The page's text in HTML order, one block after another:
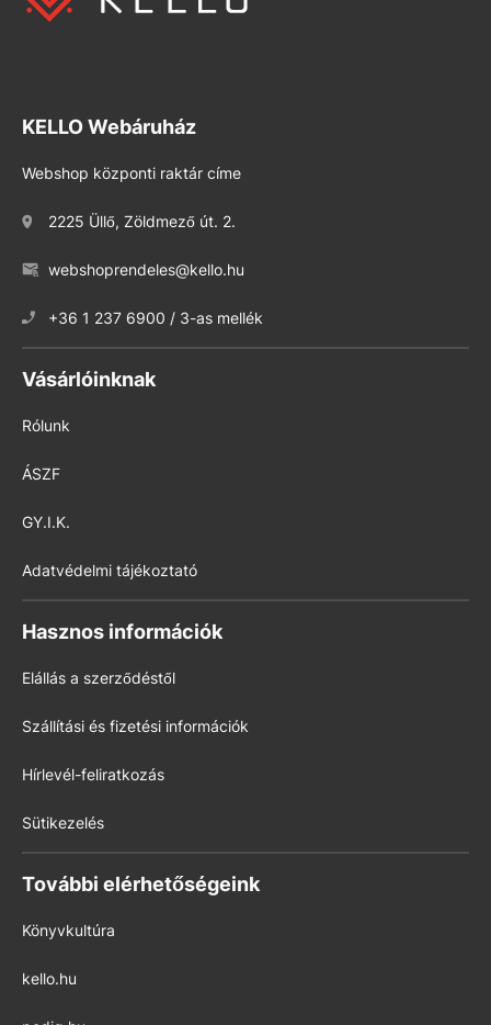
KELLO Webáruház
Webshop központi raktár címe
2225 Üllő, Zöldmező út. 2.
webshoprendeles@kello.hu
+36 1 237 6900 / 3-as mellék
Vásárlóinknak
Rólunk
ÁSZF
GY.I.K.
Adatvédelmi tájékoztató
Hasznos információk
Elállás a szerződéstől
Szállítási és fizetési információk
Hírlevél-feliratkozás
Sütikezelés
További elérhetőségeink
Könyvkultúra
kello.hu